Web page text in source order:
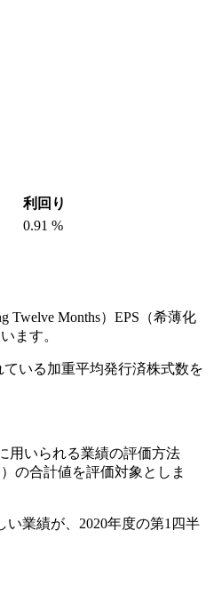
利回り
0.91 %
Twelve Months）EPS（希薄化
ます。
いる加重平均発行済株式数を
用いられる業績の評価方法
の合計値を評価対象としま
業績が、2020年度の第1四半